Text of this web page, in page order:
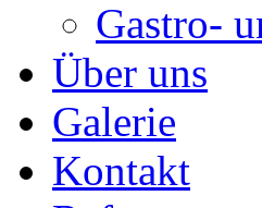
Gastro-
Über uns
Galerie
Kontakt